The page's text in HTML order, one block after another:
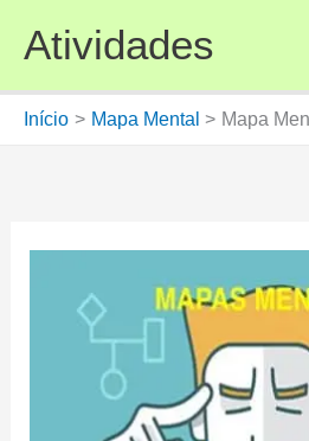
para
conteúdo
Atividades
Início Mapa Mental Mapa